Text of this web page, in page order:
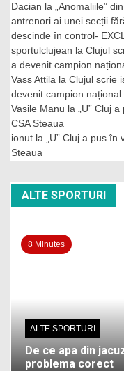
Dacian la
„Anomaliile”
antrenori ai unei secții
descinde în control-
sportulclujean la Clujul
a devenit campion
Vass Attila la Clujul scrie
devenit campion național
Vasile Manu la
„U” Cluj
CSA Steaua
ionut la
„U” Cluj a pus
Steaua
ALTE SPORTURI
8 Minutes
ALTE SPORTURI
De ce apa din
problema corect